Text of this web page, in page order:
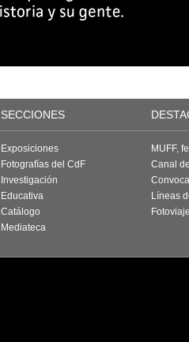
SECCIONES
Exposiciones
Fotografías del CdF
Investigación
Educativa
Catálogo
Mediateca
MUFF,
Canal
Líneas